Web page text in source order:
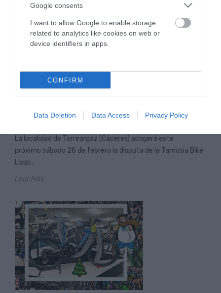
Google consents
I want to allow Google to enable storage
related to analytics like cookies on web or
device identifiers in apps.
CONFIRM
Data Deletion Data Access Privacy Policy
COPA DE ESPAÑA DE GRAVEL 2026 EN
TORREORGAZ
La localidad de Torreorgaz (Cáceres) acogerá este
próximo sábado 28 de febrero la disputa de la Tamusia Bike
Loop...
Leer Más